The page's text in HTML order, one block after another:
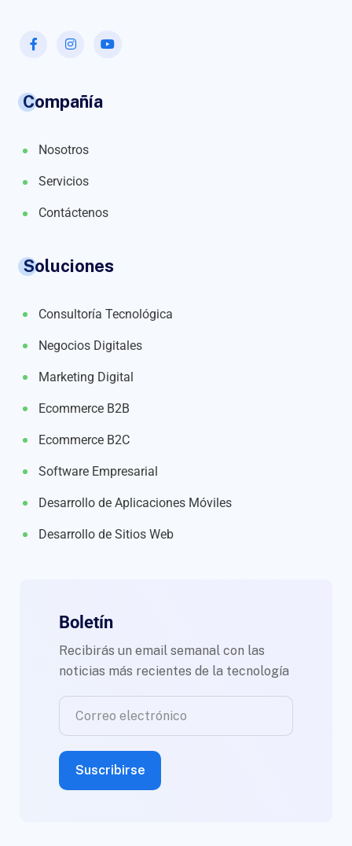
Compañía
Nosotros
Servicios
Contáctenos
Soluciones
Consultoría Tecnológica
Negocios Digitales
Marketing Digital
Ecommerce B2B
Ecommerce B2C
Software Empresarial
Desarrollo de Aplicaciones Móviles
Desarrollo de Sitios Web
Boletín
Recibirás un email semanal con las
noticias más recientes de la tecnología